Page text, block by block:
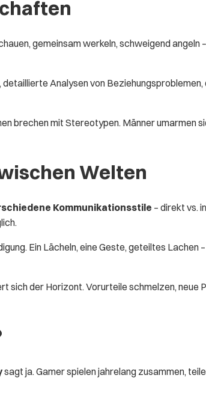
gemeinsam werkeln, schweigend angeln
Analysen von
brechen mit Stereotypen. Männer umarmen
Welten
Kommunikationsstile – direkt vs.
Ein Lächeln, eine Geste, geteiltes Lachen
der Horizont. Vorurteile schmelzen, neue
sagt ja. Gamer spielen jahrelang zusammen,